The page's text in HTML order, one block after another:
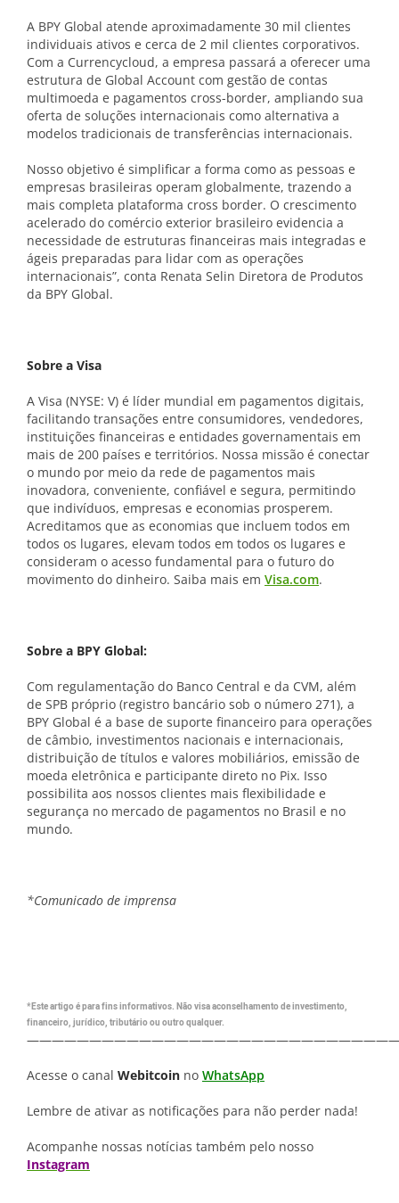
A BPY Global atende aproximadamente 30 mil clientes
individuais ativos e cerca de 2 mil clientes corporativos.
Com a Currencycloud, a empresa passará a oferecer uma
estrutura de Global Account com gestão de contas
multimoeda e pagamentos cross-border, ampliando sua
oferta de soluções internacionais como alternativa a
modelos tradicionais de transferências internacionais.
Nosso objetivo é simplificar a forma como as pessoas e
empresas brasileiras operam globalmente, trazendo a
mais completa plataforma cross border. O crescimento
acelerado do comércio exterior brasileiro evidencia a
necessidade de estruturas financeiras mais integradas e
ágeis preparadas para lidar com as operações
internacionais”, conta Renata Selin Diretora de Produtos
da BPY Global.
Sobre a Visa
A Visa (NYSE: V) é líder mundial em pagamentos digitais,
facilitando transações entre consumidores, vendedores,
instituições financeiras e entidades governamentais em
mais de 200 países e territórios. Nossa missão é conectar
o mundo por meio da rede de pagamentos mais
inovadora, conveniente, confiável e segura, permitindo
que indivíduos, empresas e economias prosperem.
Acreditamos que as economias que incluem todos em
todos os lugares, elevam todos em todos os lugares e
consideram o acesso fundamental para o futuro do
movimento do dinheiro. Saiba mais em Visa.com.
Sobre a BPY Global:
Com regulamentação do Banco Central e da CVM, além
de SPB próprio (registro bancário sob o número 271), a
BPY Global é a base de suporte financeiro para operações
de câmbio, investimentos nacionais e internacionais,
distribuição de títulos e valores mobiliários, emissão de
moeda eletrônica e participante direto no Pix. Isso
possibilita aos nossos clientes mais flexibilidade e
segurança no mercado de pagamentos no Brasil e no
mundo.
*Comunicado de imprensa
*Este artigo é para fins informativos. Não visa aconselhamento de investimento,
financeiro, jurídico, tributário ou outro qualquer.
Acesse o canal Webitcoin no WhatsApp
Lembre de ativar as notificações para não perder nada!
Acompanhe nossas notícias também pelo nosso
Instagram